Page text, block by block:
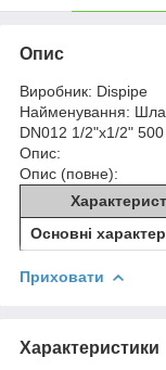
Опис
Виробник: Dispipe
Найменування:
DN012 1/2"х1/2"
Опис:
Опис (повне):
Основні
Приховати
Характеристики